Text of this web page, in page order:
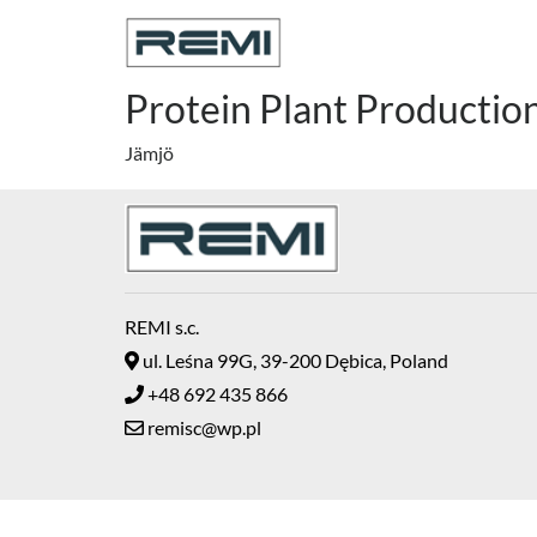
Protein Plant
Jämjö
REMI s.c.
ul. Leśna 99G, 39-200 Dębica, Poland
+48 692 435 866
remisc@wp.pl